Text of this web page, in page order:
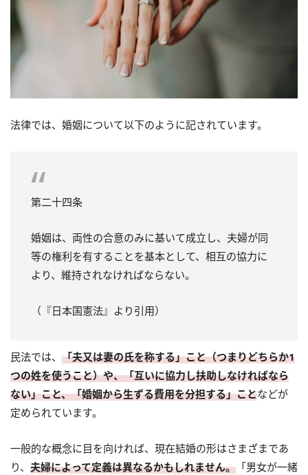
法律では、婚姻について以下のように記されています。
第二十四条
婚姻は、両性の合意のみに基いて成立し、夫婦が同
等の権利を有することを基本として、相互の協力に
より、維持されなければならない。
（『日本国憲法』より引用）
民法では、 「夫又は妻の氏を称する」こと（つまりどちらか1
つの姓を使うこと）や、「互いに協力し扶助しなければなら
ない」こと、「婚姻から生ずる費用を分担する」ことなどが
定められています。
一般的な概念に目を向ければ、現在結婚の形はさまざまであ
り、 夫婦によって定義は異なるかもしれません。 「男女が一緒